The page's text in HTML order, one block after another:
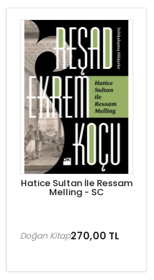
Hatice Sultan İle Ressam
Melling - SC
270,00 TL
Doğan Kitap